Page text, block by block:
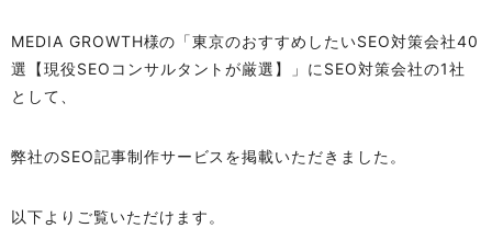
MEDIA GROWTH様の「東京のおすすめしたいSEO対策会社40
選【現役SEOコンサルタントが厳選】」にSEO対策会社の1社
として、
弊社のSEO記事制作サービスを掲載いただきました。
以下よりご覧いただけます。